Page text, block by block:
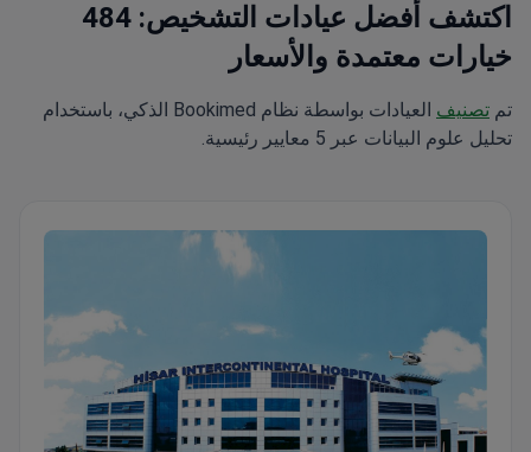
اكتشف أفضل عيادات التشخيص: 484
خيارات معتمدة والأسعار
تم تصنيف
العيادات بواسطة نظام Bookimed الذكي، باستخدام
تحليل علوم البيانات عبر 5 معايير رئيسية.